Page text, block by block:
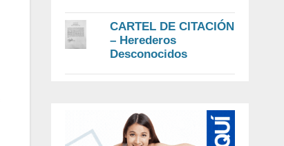
CARTEL DE CITACIÓN
– Herederos
Desconocidos